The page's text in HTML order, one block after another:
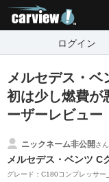
ログイン
メルセデス・ベ
初は少し燃費が
ーザーレビュー
ニックネーム非公開さん
メルセデス・ベンツ C
グレード：C180コンプレッサ